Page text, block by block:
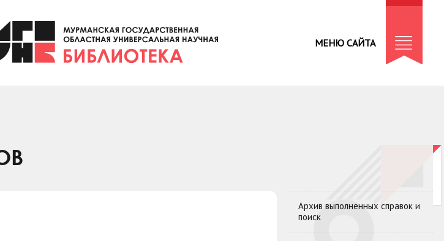
МЕНЮ САЙТА
Архив выполненных справок и
поиск